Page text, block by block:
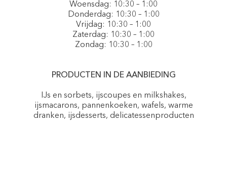
Woensdag: 10:30 – 1:00
Donderdag: 10:30 – 1:00
Vrijdag: 10:30 – 1:00
Zaterdag: 10:30 – 1:00
Zondag: 10:30 – 1:00
PRODUCTEN IN DE AANBIEDING
IJs en sorbets, ijscoupes en milkshakes,
ijsmacarons, pannenkoeken, wafels, warme
dranken, ijsdesserts, delicatessenproducten